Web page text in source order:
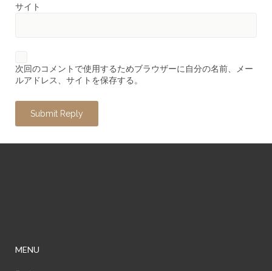
サイト
次回のコメントで使用するためブラウザーに自分の名前、メー
ルアドレス、サイトを保存する。
MENU